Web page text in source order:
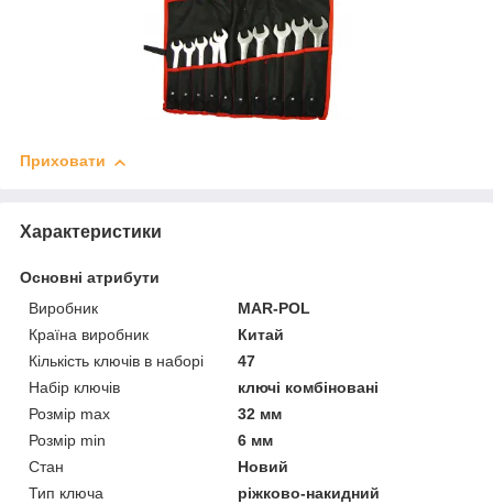
Приховати
Характеристики
Основні атрибути
Виробник
MAR-POL
Країна виробник
Китай
Кількість ключів в наборі
47
Набір ключів
ключі комбіновані
Розмір max
32 мм
Розмір min
6 мм
Стан
Новий
Тип ключа
ріжково-накидний